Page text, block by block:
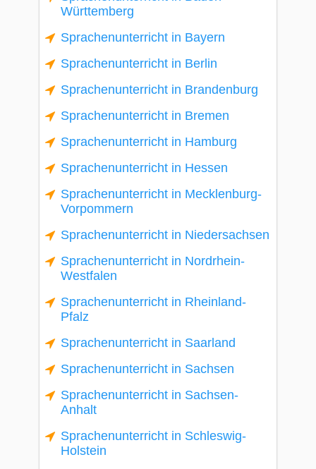
Württemberg
Sprachenunterricht in Bayern
Sprachenunterricht in Berlin
Sprachenunterricht in Brandenburg
Sprachenunterricht in Bremen
Sprachenunterricht in Hamburg
Sprachenunterricht in Hessen
Sprachenunterricht in Mecklenburg-
Vorpommern
Sprachenunterricht in Niedersachsen
Sprachenunterricht in Nordrhein-
Westfalen
Sprachenunterricht in Rheinland-
Pfalz
Sprachenunterricht in Saarland
Sprachenunterricht in Sachsen
Sprachenunterricht in Sachsen-
Anhalt
Sprachenunterricht in Schleswig-
Holstein